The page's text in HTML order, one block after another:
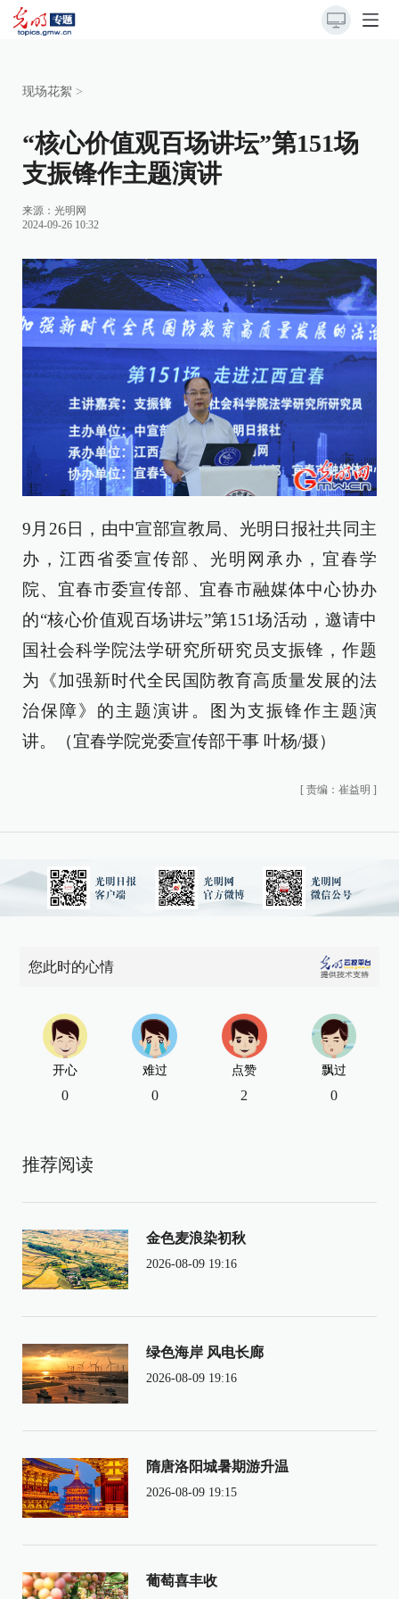
现场花絮 >
“核心价值观百场讲坛”第151场
支振锋作主题演讲
来源： 光明网
2024-09-26 10:32
9月26日，由中宣部宣教局、光明日报社共同主
办，江西省委宣传部、光明网承办，宜春学
院、宜春市委宣传部、宜春市融媒体中心协办
的“核心价值观百场讲坛”第151场活动，邀请中
国社会科学院法学研究所研究员支振锋，作题
为《加强新时代全民国防教育高质量发展的法
治保障》的主题演讲。图为支振锋作主题演
讲。（宜春学院党委宣传部干事 叶杨/摄）
[ 责编：崔益明 ]
您此时的心情
开心
0
难过
0
点赞
2
飘过
0
推荐阅读
金色麦浪染初秋
2026-08-09 19:16
绿色海岸 风电长廊
2026-08-09 19:16
隋唐洛阳城暑期游升温
2026-08-09 19:15
葡萄喜丰收